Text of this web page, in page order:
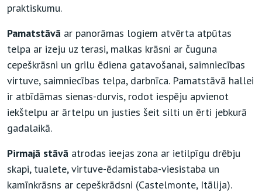
praktiskumu.
Pamatstāvā ar panorāmas logiem atvērta atpūtas
telpa ar izeju uz terasi, malkas krāsni ar čuguna
cepeškrāsni un grilu ēdiena gatavošanai, saimniecības
virtuve, saimniecības telpa, darbnīca. Pamatstāvā hallei
ir atbīdāmas sienas-durvis, rodot iespēju apvienot
iekštelpu ar ārtelpu un justies šeit silti un ērti jebkurā
gadalaikā.
Pirmajā stāvā atrodas ieejas zona ar ietilpīgu drēbju
skapi, tualete, virtuve-ēdamistaba-viesistaba un
kamīnkrāsns ar cepeškrādsni (Castelmonte, Itālija).